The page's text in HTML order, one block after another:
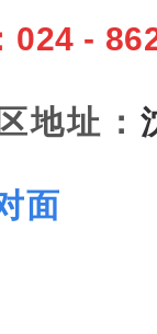
024 -
地址 ：
面